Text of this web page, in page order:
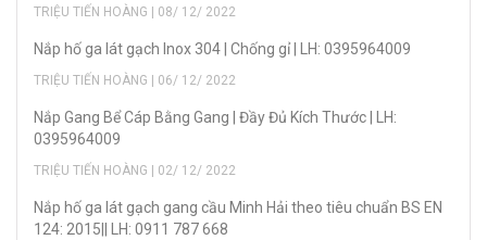
TRIỆU TIẾN HOÀNG | 08/ 12/ 2022
Nắp hố ga lát gạch Inox 304 | Chống gỉ | LH: 0395964009
TRIỆU TIẾN HOÀNG | 06/ 12/ 2022
Nắp Gang Bể Cáp Bằng Gang | Đầy Đủ Kích Thước | LH:
0395964009
TRIỆU TIẾN HOÀNG | 02/ 12/ 2022
Nắp hố ga lát gạch gang cầu Minh Hải theo tiêu chuẩn BS EN
124: 2015|| LH: 0911 787 668